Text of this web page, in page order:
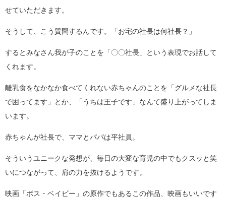
せていただきます。
そうして、こう質問するんです。「お宅の社長は何社長？」
するとみなさん我が子のことを「〇〇社長」という表現でお話して
くれます。
離乳食をなかなか食べてくれない赤ちゃんのことを「グルメな社長
で困ってます」とか、「うちは王子です」なんて盛り上がってしま
います。
赤ちゃんが社長で、ママとパパは平社員。
そういうユニークな発想が、毎日の大変な育児の中でもクスッと笑
いにつながって、肩の力を抜けるようです。
映画「ボス・ベイビー」の原作でもあるこの作品、映画もいいです